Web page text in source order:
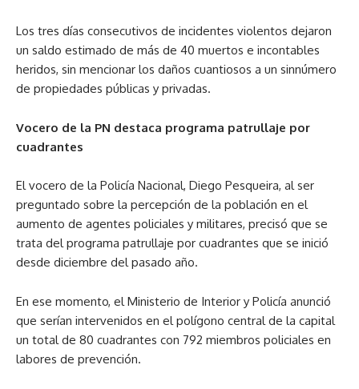
Los tres días consecutivos de incidentes violentos dejaron
un saldo estimado de más de 40 muertos e incontables
heridos, sin mencionar los daños cuantiosos a un sinnúmero
de propiedades públicas y privadas.
Vocero de la PN destaca programa patrullaje por
cuadrantes
El vocero de la Policía Nacional, Diego Pesqueira, al ser
preguntado sobre la percepción de la población en el
aumento de agentes policiales y militares, precisó que se
trata del programa patrullaje por cuadrantes que se inició
desde diciembre del pasado año.
En ese momento, el Ministerio de Interior y Policía anunció
que serían intervenidos en el polígono central de la capital
un total de 80 cuadrantes con 792 miembros policiales en
labores de prevención.